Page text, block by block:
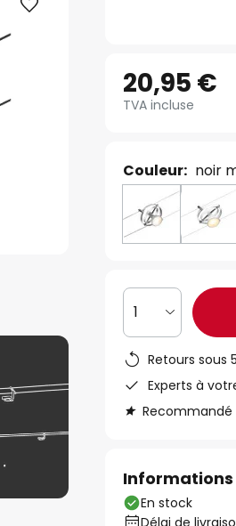
20,95 €
TVA incluse
Couleur: noir
1
Retours sous
Experts à
Recommandé
Informations
En stock
Délai de